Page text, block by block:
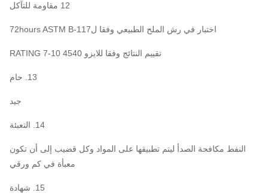
12 مقاومة للتآكل
اختبار في رش الملح الطبيعي وفقا ل117-72hours ASTM B
تقييم النتائج وفقا للايزو 4540 RATING 7-10
13. حام
جيد
14. التعبئة
النفط مكافحة الصدأ ليتم تطبيقها على المواد وكل قضيب إلى أن تكون
معبأة في كم ورقي
15. شهادة